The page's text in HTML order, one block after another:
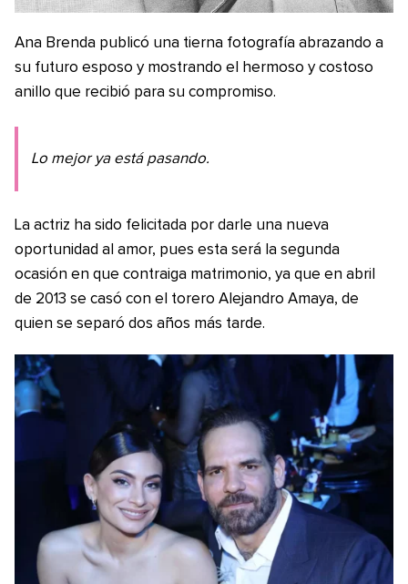
Ana Brenda publicó una tierna fotografía abrazando a
su futuro esposo y mostrando el hermoso y costoso
anillo que recibió para su compromiso.
Lo mejor ya está pasando.
La actriz ha sido felicitada por darle una nueva
oportunidad al amor, pues esta será la segunda
ocasión en que contraiga matrimonio, ya que en abril
de 2013 se casó con el torero Alejandro Amaya, de
quien se separó dos años más tarde.